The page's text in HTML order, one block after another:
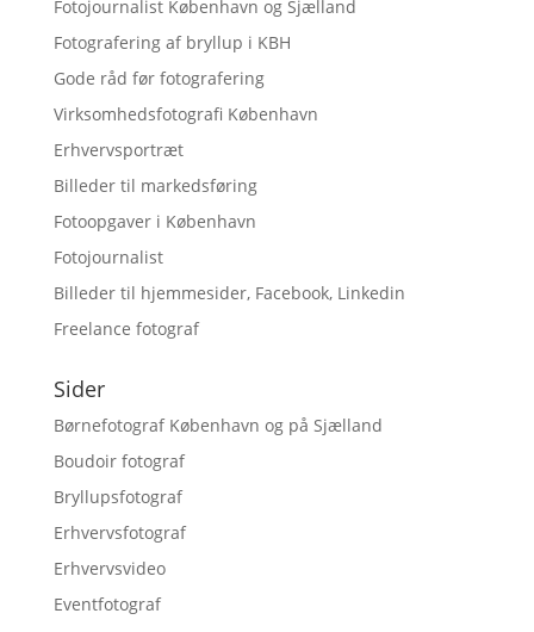
Fotojournalist København og Sjælland
Fotografering af bryllup i KBH
Gode råd før fotografering
Virksomhedsfotografi København
Erhvervsportræt
Billeder til markedsføring
Fotoopgaver i København
Fotojournalist
Billeder til hjemmesider, Facebook, Linkedin
Freelance fotograf
Sider
Børnefotograf København og på Sjælland
Boudoir fotograf
Bryllupsfotograf
Erhvervsfotograf
Erhvervsvideo
Eventfotograf